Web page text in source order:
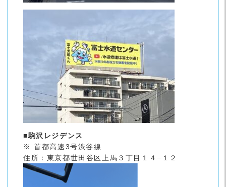
■駒沢レジデンス
※ 首都高速3号渋谷線
住所：東京都世田谷区上馬３丁目１４−１２